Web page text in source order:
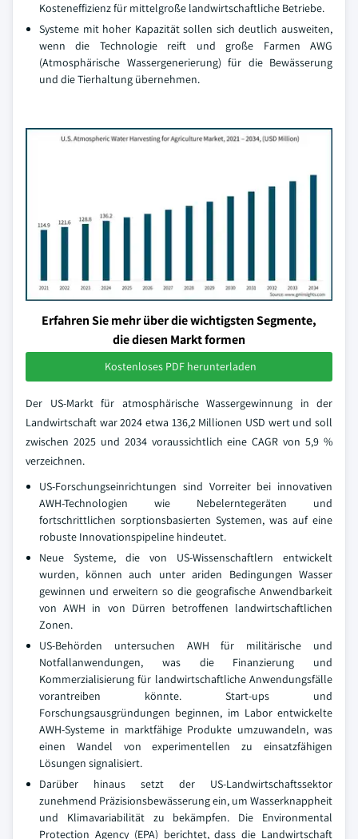
Kosteneffizienz für mittelgroße landwirtschaftliche Betriebe.
Systeme mit hoher Kapazität sollen sich deutlich ausweiten,
wenn die Technologie reift und große Farmen AWG
(Atmosphärische Wassergenerierung) für die Bewässerung
und die Tierhaltung übernehmen.
Erfahren Sie mehr über die wichtigsten Segmente,
die diesen Markt formen
Kostenloses PDF herunterladen
Der US-Markt für atmosphärische Wassergewinnung in der
Landwirtschaft war 2024 etwa 136,2 Millionen USD wert und soll
zwischen 2025 und 2034 voraussichtlich eine CAGR von 5,9 %
verzeichnen.
US-Forschungseinrichtungen sind Vorreiter bei innovativen
AWH-Technologien wie Nebelerntegeräten und
fortschrittlichen sorptionsbasierten Systemen, was auf eine
robuste Innovationspipeline hindeutet.
Neue Systeme, die von US-Wissenschaftlern entwickelt
wurden, können auch unter ariden Bedingungen Wasser
gewinnen und erweitern so die geografische Anwendbarkeit
von AWH in von Dürren betroffenen landwirtschaftlichen
Zonen.
US-Behörden untersuchen AWH für militärische und
Notfallanwendungen, was die Finanzierung und
Kommerzialisierung für landwirtschaftliche Anwendungsfälle
vorantreiben könnte. Start-ups und
Forschungsausgründungen beginnen, im Labor entwickelte
AWH-Systeme in marktfähige Produkte umzuwandeln, was
einen Wandel von experimentellen zu einsatzfähigen
Lösungen signalisiert.
Darüber hinaus setzt der US-Landwirtschaftssektor
zunehmend Präzisionsbewässerung ein, um Wasserknappheit
und Klimavariabilität zu bekämpfen. Die Environmental
Protection Agency (EPA) berichtet, dass die Landwirtschaft